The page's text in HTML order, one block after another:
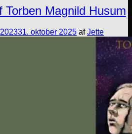
Torben Magnild Husum
31. oktober 2025 afJette